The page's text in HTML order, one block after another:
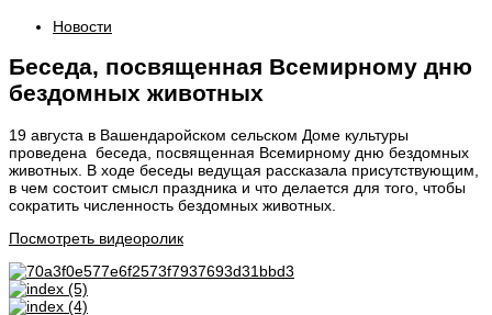
Новости
Беседа, посвященная Всемирному дню
бездомных животных
19 августа в Вашендаройском сельском Доме культуры
проведена беседа, посвященная Всемирному дню бездомных
животных. В ходе беседы ведущая рассказала присутствующим,
в чем состоит смысл праздника и что делается для того, чтобы
сократить численность бездомных животных.
Посмотреть видеоролик